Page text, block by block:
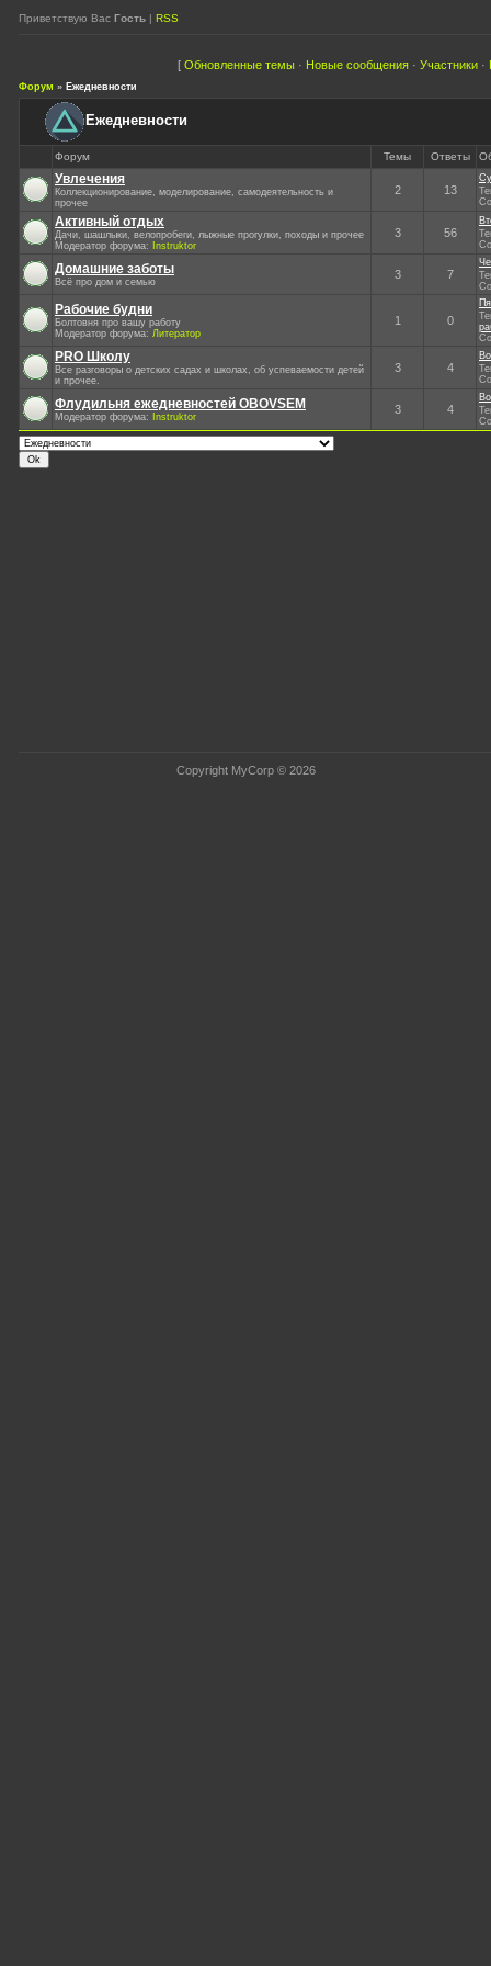
Приветствую Вас Гость | RSS
[ Обновленные темы · Новые сообщения · Участники ·
Форум » Ежедневности
Ежедневности
Форум Темы Ответы
Увлечения
Коллекционирование, моделирование, самодеятельность и
прочее
2 13
Активный отдых
Дачи, шашлыки, велопробеги, лыжные прогулки, походы и прочее
Модератор форума:
Instruktor
3 56
Домашние заботы
Всё про дом и семью
3 7
Рабочие будни
Болтовня про вашу работу
Модератор форума: Литератор
1 0
PRO Школу
Все разговоры о детских садах и школах, об успеваемости детей
и прочее.
3 4
Флудильня ежедневностей OBOVSEM
Модератор форума: Instruktor
3 4
Copyright MyCorp © 2026